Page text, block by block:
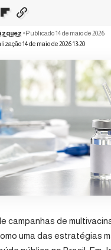
14 de maio de 2026 13:20
Publicado 14 de maio de 2026
campanhas de
uma das estratégias